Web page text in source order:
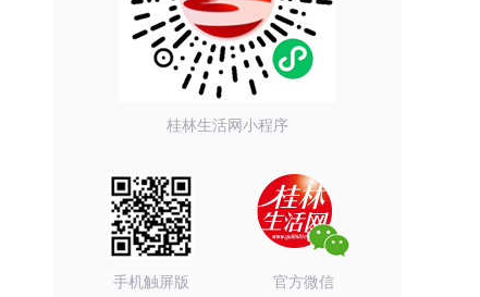
桂林生活网小程序
手机触屏版 官方微信